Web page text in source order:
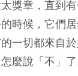
獎章，直到有
時候，它們
一切都來自
麼說「不」了